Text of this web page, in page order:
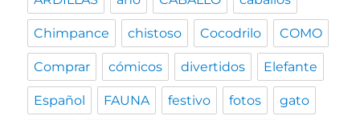
Chimpance chistoso Cocodrilo COMO
Comprar cómicos divertidos Elefante
Español FAUNA festivo fotos gato